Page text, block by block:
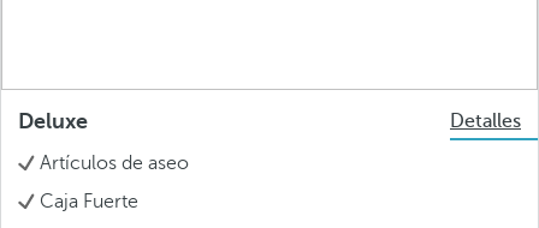
Deluxe
Detalles
Artículos de aseo
Caja Fuerte